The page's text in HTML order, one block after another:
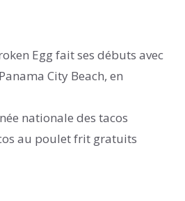
Egg fait ses débuts avec
City Beach, en
nationale des tacos
au poulet frit gratuits